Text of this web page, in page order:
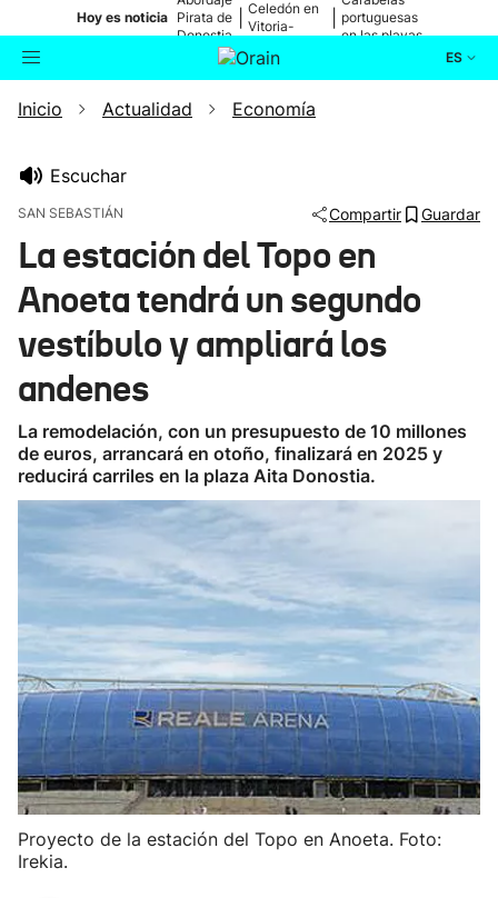
Hoy es noticia Pirata de
Donostia
Celedón en
Vitoria-
portuguesas
en las playas
ES
Buscador Actualidad
Ikusmiran
Eguraldia
Inicio Actualidad Economía
Escuchar
SAN SEBASTIÁN Compartir Guardar
La estación del Topo en
Anoeta tendrá un segundo
vestíbulo y ampliará los
andenes
La remodelación, con un presupuesto de 10 millones
de euros, arrancará en otoño, finalizará en 2025 y
reducirá carriles en la plaza Aita Donostia.
Proyecto de la estación del Topo en Anoeta. Foto:
Irekia.